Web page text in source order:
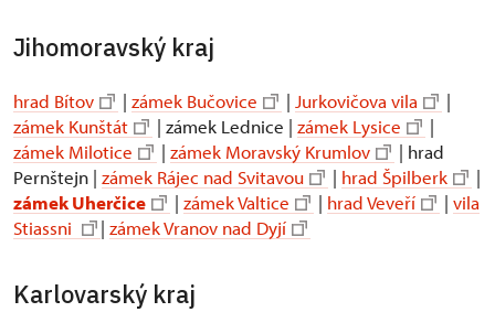
Jihomoravský kraj
hrad Bítov | zámek Bučovice | Jurkovičova vila
|
zámek Kunštát
| zámek Lednice | zámek Lysice
|
zámek Milotice
| zámek Moravský Krumlov
| hrad
Pernštejn | zámek Rájec nad Svitavou | hrad Špilberk
|
zámek Uherčice
| zámek Valtice | hrad Veveří | vila
Stiassni
| zámek Vranov nad Dyjí
Karlovarský kraj